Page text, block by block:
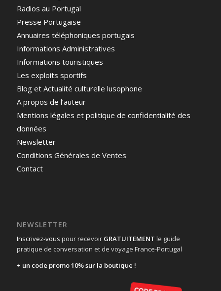
Radios au Portugal
Presse Portugaise
Annuaires téléphoniques portugais
Informations Administratives
Informations touristiques
Les exploits sportifs
Blog et Actualité culturelle lusophone
A propos de l’auteur
Mentions légales et politique de confidentialité des
données
Newsletter
Conditions Générales de Ventes
Contact
NEWSLETTER
Inscrivez-vous pour recevoir GRATUITEMENT le guide
pratique de conversation et de voyage France-Portugal
+ un code promo 10% sur la boutique !